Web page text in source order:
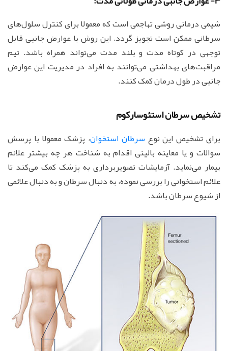
شیمی درمانی روشی تهاجمی است که معمولا برای کنترل سلول‌های
سرطانی ممکن است تجویز گردد. این روش با عوارض جانبی قابل
توجهی در کوتاه مدت و بلند مدت می‌تواند همراه باشد. تیم
مراقبت‌های بهداشتی می‌توانند به افراد در مدیریت این عوارض
جانبی در طول درمان کمک کنند.
تشخیص سرطان استئوسارکوم
برای تشخیص این نوع سرطان استخوان، پزشک معمولا با پرسش
سوالات و یا معاینه بالینی اقدام به شناخت هر چه بیشتر علائم
بیمار می‌نماید. آزمایشات تصویربرداری به پزشک کمک می‌کند تا
علائم استخوانی را بررسی نموده، به دنبال سرطان و به دنبال علائمی
از شیوع سرطان باشد.